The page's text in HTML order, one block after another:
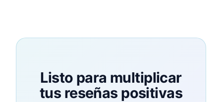
Listo para multiplicar
tus reseñas positivas